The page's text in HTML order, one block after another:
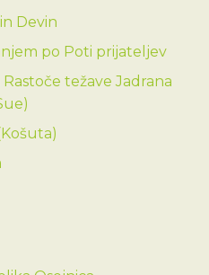
Devin
po Poti prijateljev
težave Jadrana